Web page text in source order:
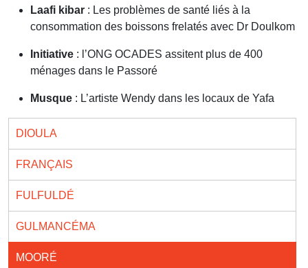
Laafi kibar : Les problèmes de santé liés à la
consommation des boissons frelatés avec Dr Doulkom
Initiative : l’ONG OCADES assitent plus de 400
ménages dans le Passoré
Musque : L’artiste Wendy dans les locaux de Yafa
DIOULA
FRANÇAIS
FULFULDÉ
GULMANCÉMA
MOORÉ